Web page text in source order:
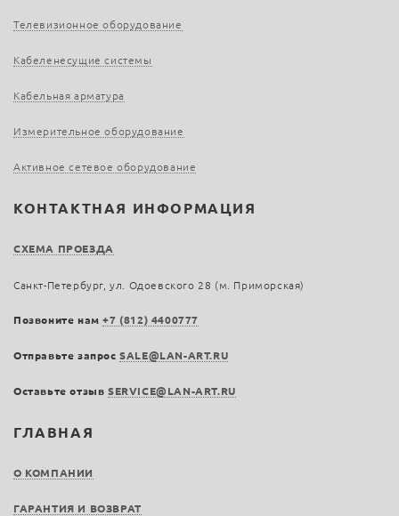
ГЛАВНАЯ
О КОМПАНИИ
ГАРАНТИЯ И ВОЗВРАТ
Телевизионное оборудование
Кабеленесущие системы
Кабельная арматура
Измерительное оборудование
Активное сетевое оборудование
КОНТАКТНАЯ ИНФОРМАЦИЯ
СХЕМА ПРОЕЗДА
Санкт-Петербург, ул. Одоевского 28 (м. Приморская)
Позвоните нам+7 (812) 4400777
Отправьте запросSALE@LAN-ART.RU
Оставьте отзыв SERVICE@LAN-ART.RU